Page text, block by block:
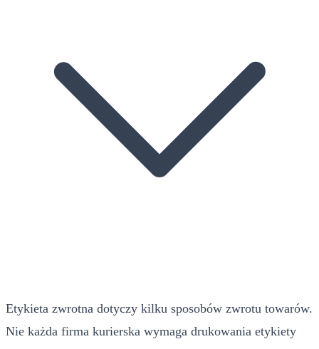
Etykieta zwrotna dotyczy kilku sposobów zwrotu towarów.
Nie każda firma kurierska wymaga drukowania etykiety